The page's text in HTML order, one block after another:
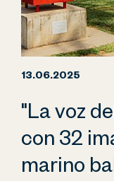
13.06.2025
"La voz
con 32
marino